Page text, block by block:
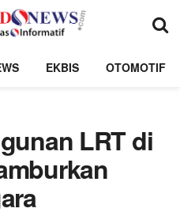
EKBIS OTOMOTIF
LRT di